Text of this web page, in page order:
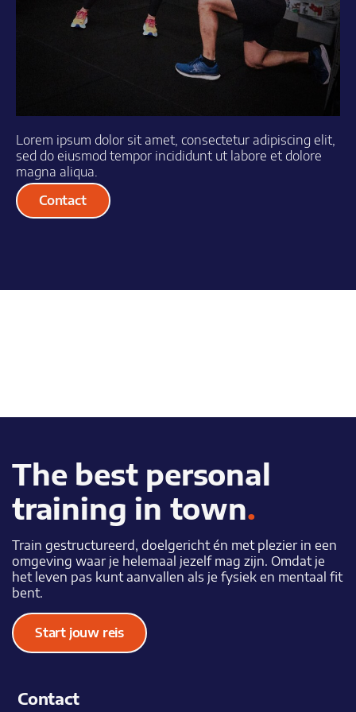
Contact
Lorem ipsum dolor sit amet, consectetur adipiscing elit,
sed do eiusmod tempor incididunt ut labore et dolore
magna aliqua.
The best personal
training in town.
Train gestructureerd, doelgericht én met plezier in een
omgeving waar je helemaal jezelf mag zijn. Omdat je
het leven pas kunt aanvallen als je fysiek en mentaal fit
bent.
Start jouw reis
Contact